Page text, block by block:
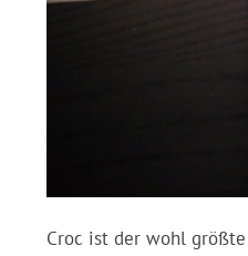
Croc ist der wohl größte